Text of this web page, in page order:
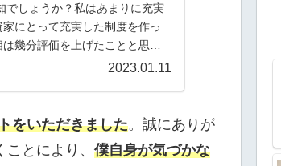
でしょうか？私はあまりに充実
にとって充実した制度を作っ
幾分評価を上げたことと思い
2023.01.11
をいただきました。誠にありが
とにより、 僕自身が気づかな